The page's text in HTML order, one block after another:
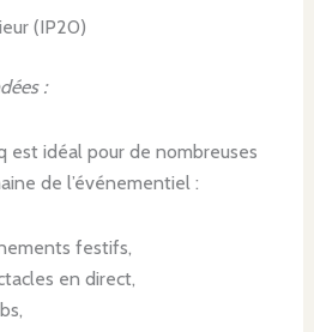
(IP20)
:
est idéal pour de nombreuses
de l’événementiel :
festifs,
en direct,